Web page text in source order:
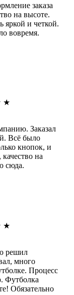
заказа
на высоте.
яркой и четкой.
вовремя.
★
Заказал
Всё было
кнопок, и
на
сюда.
★
решил
много
Процесс
Футболка
Обязательно